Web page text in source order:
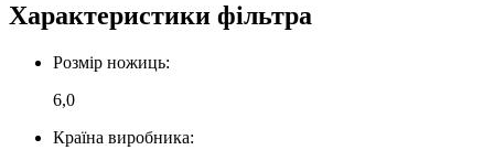
Характеристики фільтра
Розмір ножиць:
6,0
Країна виробника: